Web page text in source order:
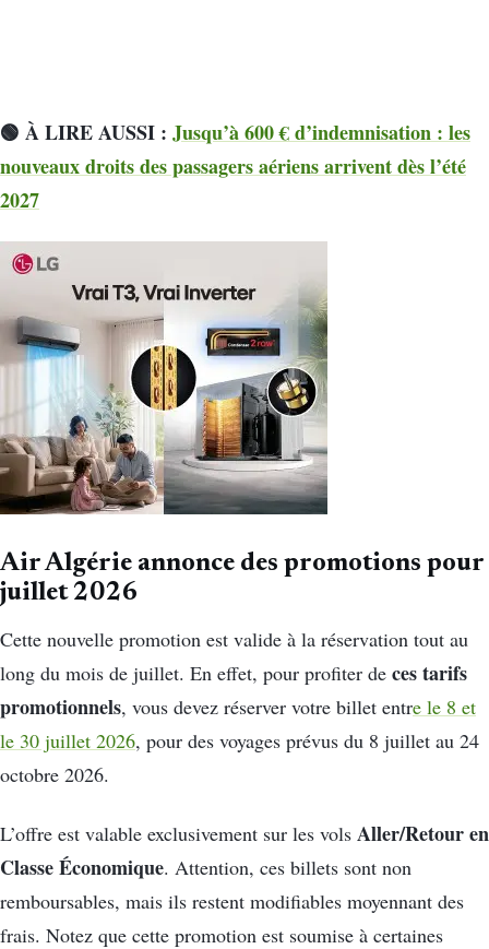
🟢 À LIRE AUSSI : Jusqu’à 600 € d’indemnisation : les
nouveaux droits des passagers aériens arrivent dès l’été
2027
Air Algérie annonce des promotions pour
juillet 2026
Cette nouvelle promotion est valide à la réservation tout au
long du mois de juillet. En effet, pour profiter de ces tarifs
promotionnels, vous devez réserver votre billet entre le 8 et
le 30 juillet 2026, pour des voyages prévus du 8 juillet au 24
octobre 2026.
L’offre est valable exclusivement sur les vols Aller/Retour en
Classe Économique. Attention, ces billets sont non
remboursables, mais ils restent modifiables moyennant des
frais. Notez que cette promotion est soumise à certaines